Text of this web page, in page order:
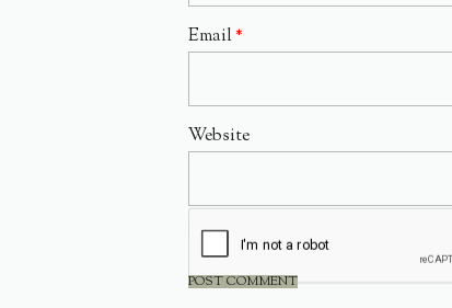
Email*
Website
Save my name, email, and website